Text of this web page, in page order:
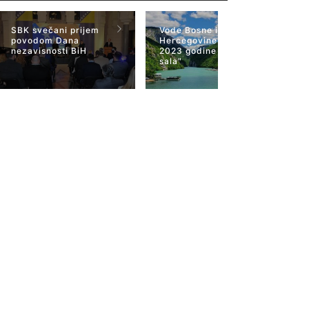
SBK svečani prijem
povodom Dana
nezavisnosti BiH
Vode Bosne i
Hercegovine 22 mart
2023 godine "Plava
sala"